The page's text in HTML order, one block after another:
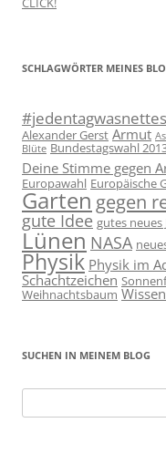
SCHLAGWÖRTER MEINES
#jedentagwasnettes
Alexander Gerst Armut
Blüte Bundestagswahl
Deine Stimme gegen
Europawahl Europäische
Garten gegen
gute Idee gutes neues
Lünen NASA
Physik Physik im
Schachtzeichen
Weihnachtsbaum
SUCHEN IN MEINEM BLOG
nach: